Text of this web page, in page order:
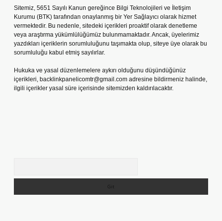
Sitemiz, 5651 Sayılı Kanun gereğince Bilgi Teknolojileri ve İletişim
Kurumu (BTK) tarafından onaylanmış bir Yer Sağlayıcı olarak hizmet
vermektedir. Bu nedenle, sitedeki içerikleri proaktif olarak denetleme
veya araştırma yükümlülüğümüz bulunmamaktadır. Ancak, üyelerimiz
yazdıkları içeriklerin sorumluluğunu taşımakta olup, siteye üye olarak bu
sorumluluğu kabul etmiş sayılırlar.
Hukuka ve yasal düzenlemelere aykırı olduğunu düşündüğünüz
içerikleri, backlinkpanelicomtr@gmail.com adresine bildirmeniz halinde,
ilgili içerikler yasal süre içerisinde sitemizden kaldırılacaktır.